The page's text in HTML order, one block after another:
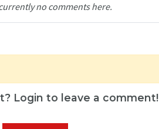
no comments here.
Login to leave a comment!